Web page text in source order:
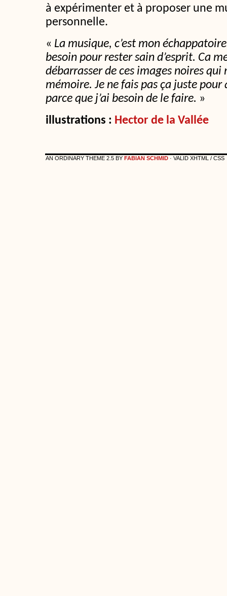
à expérimenter et à proposer une
personnelle.
« La musique, c’est mon
besoin pour rester sain d’esprit. Ca
débarrasser de ces images noires qui
mémoire. Je ne fais pas ça juste
parce que j’ai besoin de le faire. »
illustrations : Hector de la Vallée
AN ORDINARY THEME 2.5 BY FABIAN SCHMID · VALID XHTML / CSS